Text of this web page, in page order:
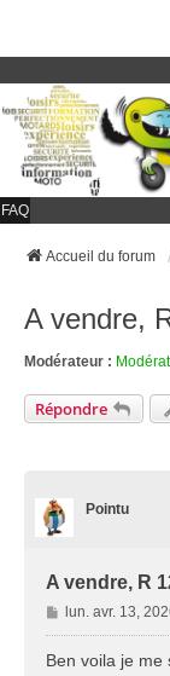
FAQ
Accueil du forum
A vendre,
Modérateur :
Répondre
Pointu
A vendre, R
M
e
s
lun. avr. 13,
Ben voila je me